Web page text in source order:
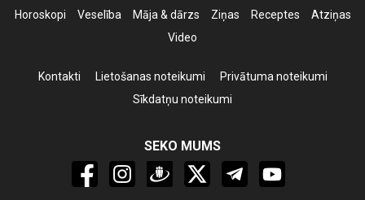
Horoskopi
Veselība Māja & dārzs Ziņas Receptes
Atziņas
Video
Kontakti Lietošanas noteikumi
Privātuma noteikumi
Sīkdatņu noteikumi
SEKO MUMS